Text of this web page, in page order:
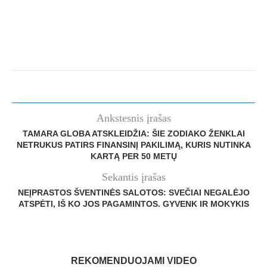
Ankstesnis įrašas
TAMARA GLOBA ATSKLEIDŽIA: ŠIE ZODIAKO ŽENKLAI
NETRUKUS PATIRS FINANSINĮ PAKILIMĄ, KURIS NUTINKA
KARTĄ PER 50 METŲ
Sekantis įrašas
NEĮPRASTOS ŠVENTINĖS SALOTOS: SVEČIAI NEGALĖJO
ATSPĖTI, IŠ KO JOS PAGAMINTOS. GYVENK IR MOKYKIS
REKOMENDUOJAMI VIDEO